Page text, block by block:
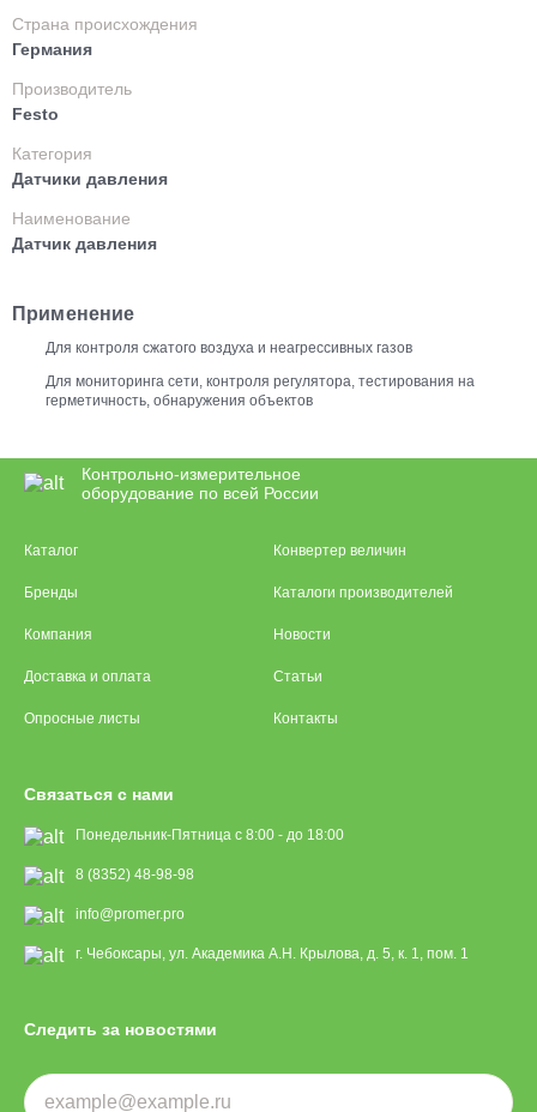
Страна происхождения
Германия
Производитель
Festo
Категория
Датчики давления
Наименование
Датчик давления
Применение
Для контроля сжатого воздуха и неагрессивных газов
Для мониторинга сети, контроля регулятора, тестирования на
герметичность, обнаружения объектов
Контрольно-измерительное
оборудование по всей России
Каталог
Бренды
Компания
Доставка и оплата
Опросные листы
Конвертер величин
Каталоги производителей
Новости
Статьи
Контакты
Связаться с нами
Понедельник-Пятница с 8:00 - до 18:00
8 (8352) 48-98-98
info@promer.pro
г. Чебоксары, ул. Академика А.Н. Крылова, д. 5, к. 1, пом. 1
Следить за новостями